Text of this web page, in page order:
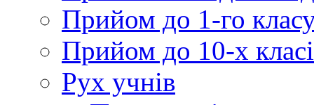
Прийом до 1-го
Прийом до 10-х
Рух учнів